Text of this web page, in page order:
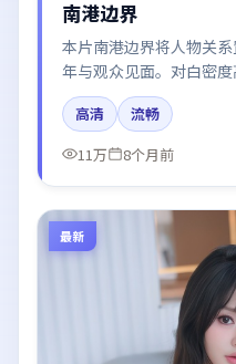
南港边界
本片南港边界将人物关
年与观众见面。对白密
丽热巴的台词节奏值得
色调摄影。
高清
流畅
11万
8个月前
最新